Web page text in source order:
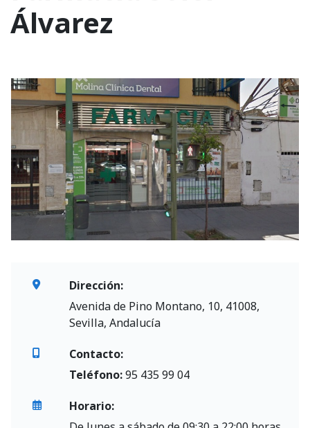
Álvarez
Dirección:
Avenida de Pino Montano, 10, 41008,
Sevilla, Andalucía
Contacto:
Teléfono:95 435 99 04
Horario: